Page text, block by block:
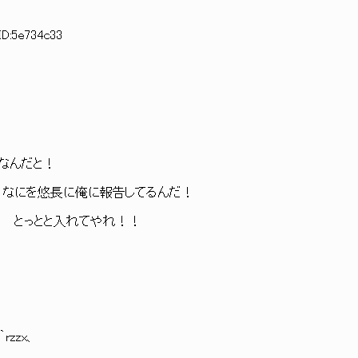
と！
俺に報告してるんだ！
やれ！！